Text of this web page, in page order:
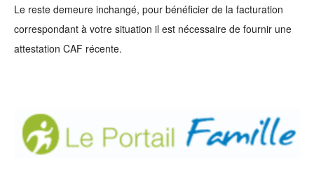
Le reste demeure inchangé, pour bénéficier de la facturation
correspondant à votre situation il est nécessaire de fournir une
attestation CAF récente.